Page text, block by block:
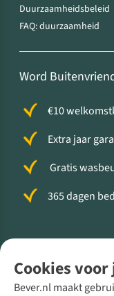
Cookies
Bever.nl maakt
Duurzaamheidsbeleid
FAQ: duurzaamheid
Word
€10
Extra jaar
Gratis
365 dagen